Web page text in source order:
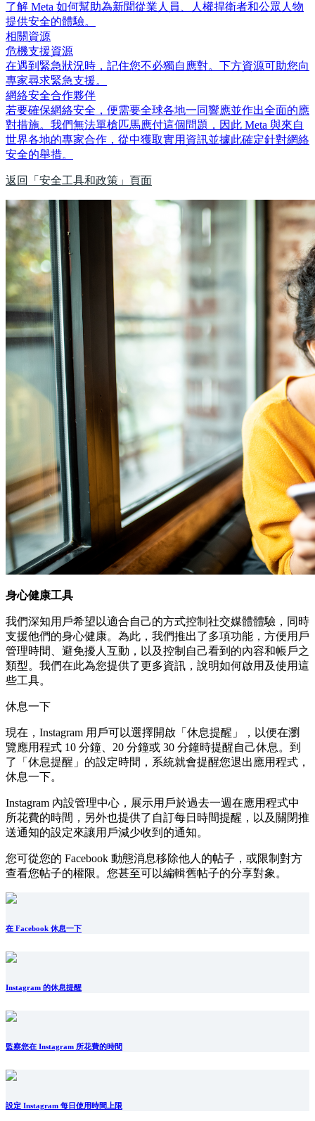
了解 Meta 如何幫助為新聞從業人員、人權捍衛者和公眾人物
提供安全的體驗。
相關資源
危機支援資源
在遇到緊急狀況時，記住您不必獨自應對。下方資源可助您向
專家尋求緊急支援。
網絡安全合作夥伴
若要確保網絡安全，便需要全球各地一同響應並作出全面的應
對措施。我們無法單槍匹馬應付這個問題，因此 Meta 與來自
世界各地的專家合作，從中獲取實用資訊並據此確定針對網絡
安全的舉措。
返回「安全工具和政策」頁面
身心健康工具
我們深知用戶希望以適合自己的方式控制社交媒體體驗，同時
支援他們的身心健康。為此，我們推出了多項功能，方便用戶
管理時間、避免擾人互動，以及控制自己看到的內容和帳戶之
類型。我們在此為您提供了更多資訊，說明如何啟用及使用這
些工具。
休息一下
現在，Instagram 用戶可以選擇開啟「休息提醒」，以便在瀏
覽應用程式 10 分鐘、20 分鐘或 30 分鐘時提醒自己休息。到
了「休息提醒」的設定時間，系統就會提醒您退出應用程式，
休息一下。
Instagram 內設管理中心，展示用戶於過去一週在應用程式中
所花費的時間，另外也提供了自訂每日時間提醒，以及關閉推
送通知的設定來讓用戶減少收到的通知。
您可從您的 Facebook 動態消息移除他人的帖子，或限制對方
查看您帖子的權限。您甚至可以編輯舊帖子的分享對象。
在 Facebook 休息一下
Instagram 的休息提醒
監察您在 Instagram 所花費的時間
設定 Instagram 每日使用時間上限